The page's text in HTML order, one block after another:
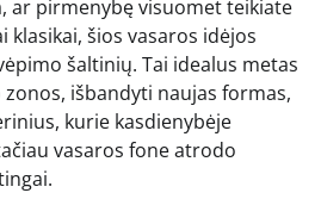
ar pirmenybę visuomet teikiate
klasikai, šios vasaros idėjos
šaltinių. Tai idealus metas
išbandyti naujas formas,
kurie kasdienybėje
vasaros fone atrodo